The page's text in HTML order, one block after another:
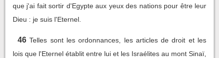
que j'ai fait sortir d'Egypte aux yeux des nations pour être leur
Dieu : je suis l'Eternel.
46 Telles sont les ordonnances, les articles de droit et les
lois que l'Eternel établit entre lui et les Israélites au mont Sinaï,